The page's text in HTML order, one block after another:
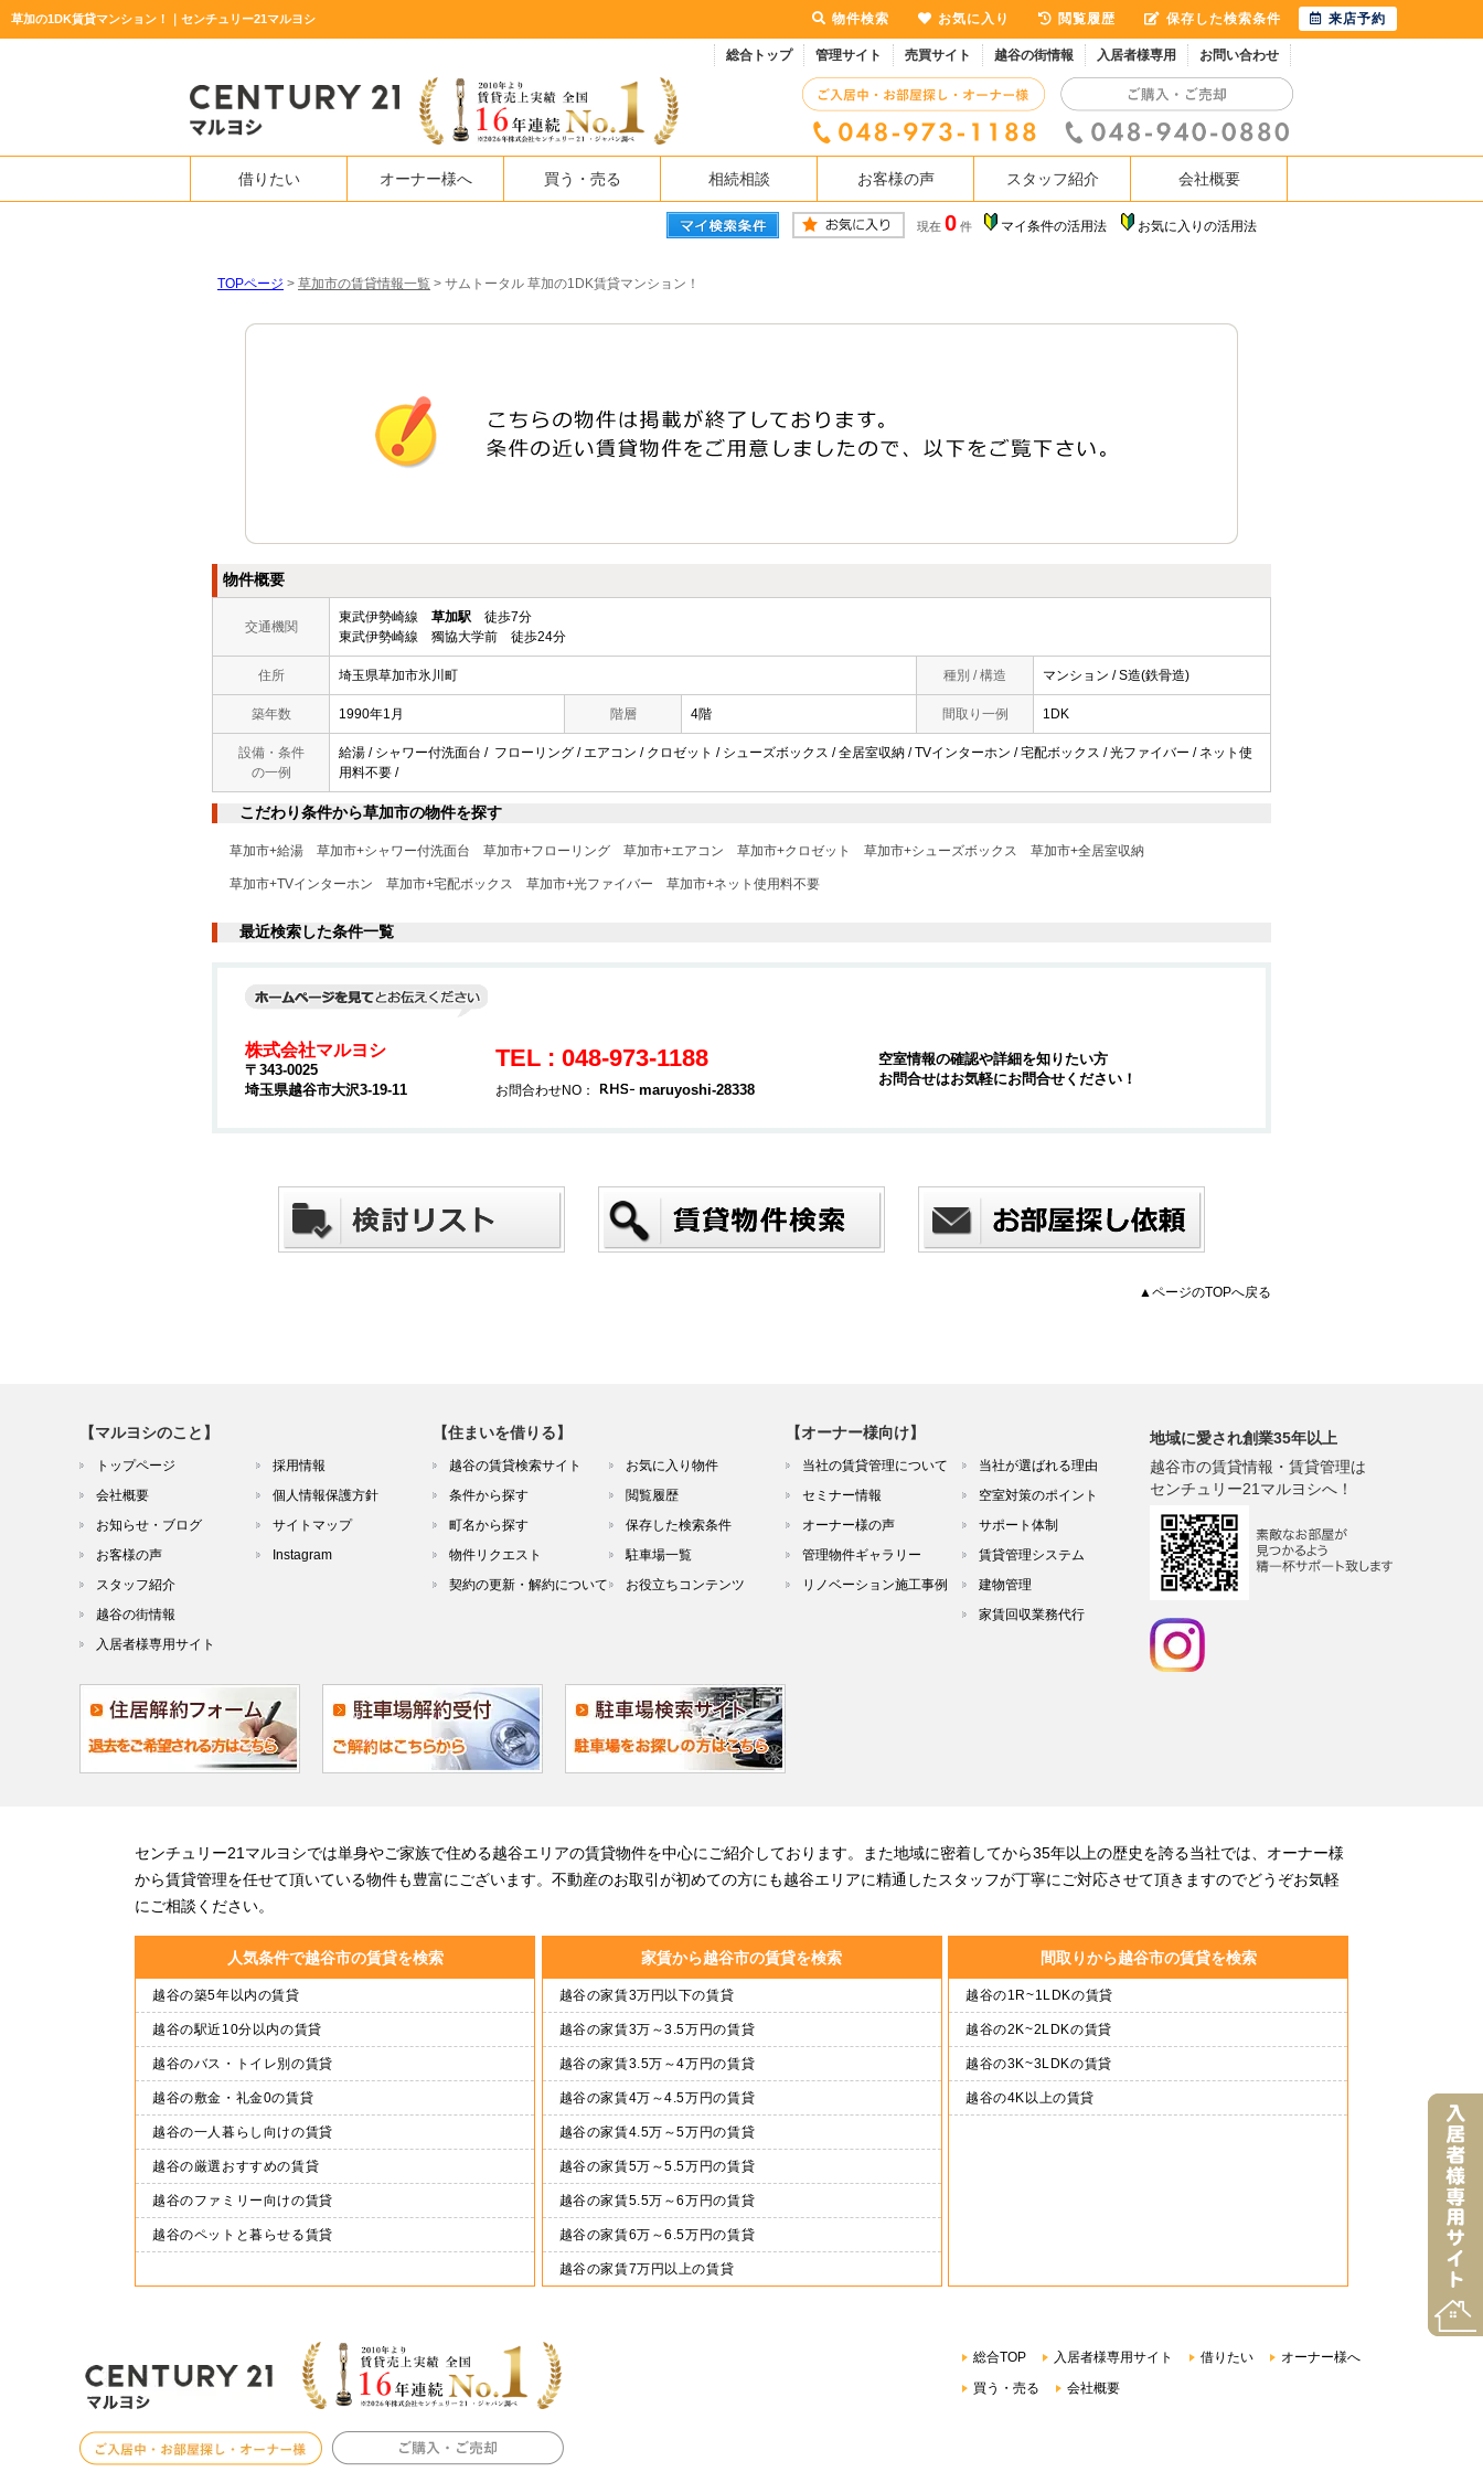
草加の1DK賃貸マンション！｜センチュリー21マルヨシ
総合トップ 管理サイト 売買サイト 越谷の街情報 入居者様専用 お問い合わせ
借りたい オーナー様へ 買う・売る 相続相談 お客様の声 スタッフ紹介 会社概要
現在 0 件 マイ条件の活用法 お気に入りの活用法
TOPページ > 草加市の賃貸情報一覧 > サムトータル 草加の1DK賃貸マンション！
物件概要
交通機関
東武伊勢崎線 草加駅 徒歩7分
東武伊勢崎線 獨協大学前 徒歩24分
住所 埼玉県草加市氷川町 種別 / 構造 マンション / S造(鉄骨造)
築年数 1990年1月 階層 4階 間取り一例 1DK
設備・条件
の一例
給湯 / シャワー付洗面台 / フローリング / エアコン / クロゼット / シューズボックス / 全居室収納 / TVインターホン / 宅配ボックス / 光ファイバー / ネット使
用料不要 /
こだわり条件から草加市の物件を探す
草加市+給湯 草加市+シャワー付洗面台 草加市+フローリング 草加市+エアコン 草加市+クロゼット 草加市+シューズボックス 草加市+全居室収納
草加市+TVインターホン 草加市+宅配ボックス 草加市+光ファイバー 草加市+ネット使用料不要
最近検索した条件一覧
株式会社マルヨシ
〒343-0025
埼玉県越谷市大沢3-19-11
TEL : 048-973-1188
お問合わせNO： maruyoshi-28338
空室情報の確認や詳細を知りたい方
お問合せはお気軽にお問合せください！
▲ページのTOPへ戻る
【マルヨシのこと】
トップページ
会社概要
お知らせ・ブログ
お客様の声
スタッフ紹介
越谷の街情報
入居者様専用サイト
採用情報
個人情報保護方針
サイトマップ
Instagram
【住まいを借りる】
越谷の賃貸検索サイト
条件から探す
町名から探す
物件リクエスト
契約の更新・解約について
お気に入り物件
閲覧履歴
保存した検索条件
駐車場一覧
お役立ちコンテンツ
【オーナー様向け】
当社の賃貸管理について
セミナー情報
オーナー様の声
管理物件ギャラリー
リノベーション施工事例
当社が選ばれる理由
空室対策のポイント
サポート体制
賃貸管理システム
建物管理
家賃回収業務代行
地域に愛され創業35年以上
越谷市の賃貸情報・賃貸管理は
センチュリー21マルヨシへ！
センチュリー21マルヨシでは単身やご家族で住める越谷エリアの賃貸物件を中心にご紹介しております。また地域に密着してから35年以上の歴史を誇る当社では、オーナー様
から賃貸管理を任せて頂いている物件も豊富にございます。不動産のお取引が初めての方にも越谷エリアに精通したスタッフが丁寧にご対応させて頂きますのでどうぞお気軽
にご相談ください。
人気条件で越谷市の賃貸を検索
越谷の築5年以内の賃貸
越谷の駅近10分以内の賃貸
越谷のバス・トイレ別の賃貸
越谷の敷金・礼金0の賃貸
越谷の一人暮らし向けの賃貸
越谷の厳選おすすめの賃貸
越谷のファミリー向けの賃貸
越谷のペットと暮らせる賃貸
家賃から越谷市の賃貸を検索
越谷の家賃3万円以下の賃貸
越谷の家賃3万～3.5万円の賃貸
越谷の家賃3.5万～4万円の賃貸
越谷の家賃4万～4.5万円の賃貸
越谷の家賃4.5万～5万円の賃貸
越谷の家賃5万～5.5万円の賃貸
越谷の家賃5.5万～6万円の賃貸
越谷の家賃6万～6.5万円の賃貸
越谷の家賃7万円以上の賃貸
間取りから越谷市の賃貸を検索
越谷の1R~1LDKの賃貸
越谷の2K~2LDKの賃貸
越谷の3K~3LDKの賃貸
越谷の4K以上の賃貸
総合TOP 入居者様専用サイト 借りたい
オーナー様へ
買う・売る
会社概要
物件検索 お気に入り 閲覧履歴 保存した検索条件 来店予約